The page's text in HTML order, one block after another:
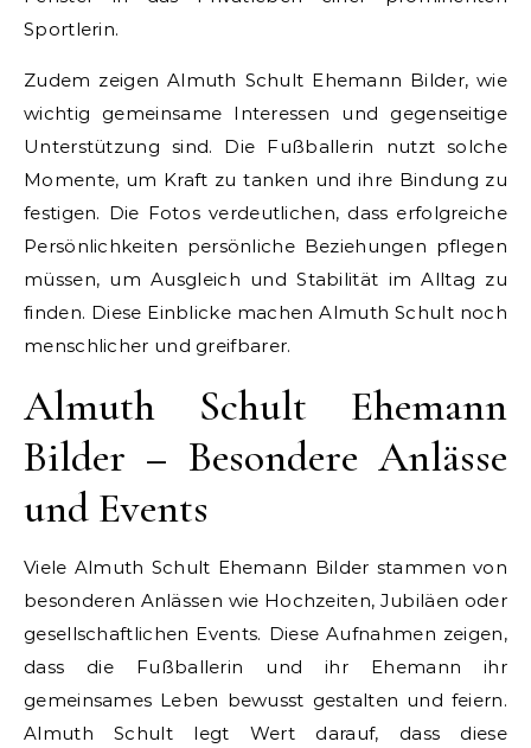
Sportlerin.
Zudem zeigen Almuth Schult Ehemann Bilder, wie
wichtig gemeinsame Interessen und gegenseitige
Unterstützung sind. Die Fußballerin nutzt solche
Momente, um Kraft zu tanken und ihre Bindung zu
festigen. Die Fotos verdeutlichen, dass erfolgreiche
Persönlichkeiten persönliche Beziehungen pflegen
müssen, um Ausgleich und Stabilität im Alltag zu
finden. Diese Einblicke machen Almuth Schult noch
menschlicher und greifbarer.
Almuth Schult Ehemann
Bilder – Besondere Anlässe
und Events
Viele Almuth Schult Ehemann Bilder stammen von
besonderen Anlässen wie Hochzeiten, Jubiläen oder
gesellschaftlichen Events. Diese Aufnahmen zeigen,
dass die Fußballerin und ihr Ehemann ihr
gemeinsames Leben bewusst gestalten und feiern.
Almuth Schult legt Wert darauf, dass diese